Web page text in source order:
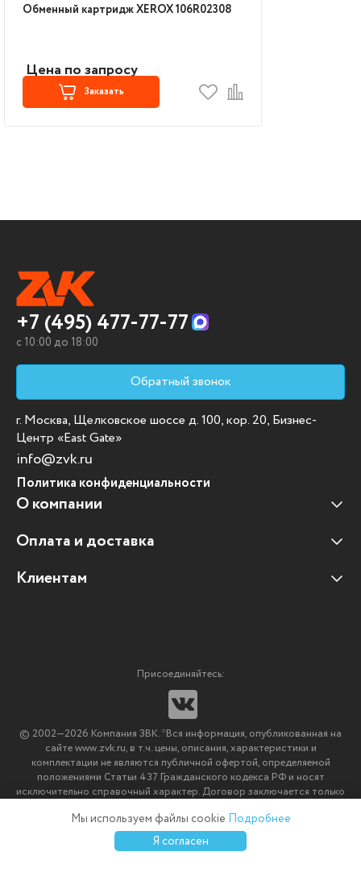
Обменный картридж XEROX 106R02308
Цена по запросу
Заказать
+7 (495) 477-77-77
c 10:00 до 18:00
Обратный звонок
г. Москва, Щелковское шоссе д. 100, кор. 20, Бизнес-
Центр «East Gate»
info@zvk.ru
Политика конфиденциальности
О компании
Наши клиенты
Отзывы клиентов
Оплата и доставка
Оплата и доставка
Клиентам
Мультимедийное оборудование
Импортозамещение ПО
© 2002—2026 Компания ЗВК. *Вся информация, опубликованная на
сайте www.zvk.ru, в т.ч. цены, описания, характеристики и
комплектации не являются публичной офертой, определяемой
положениями Статьи 437 Гражданского кодекса РФ и носят
исключительно справочный характер. Договор заключается только
ЗВК.
Присоединяйтесь:
0
Избранное
0
Сравнение Корзина
Мы используем файлы cookie Подробнее
Я согласен